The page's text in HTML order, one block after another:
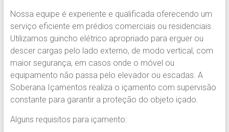
Confiança.
31.2510-
2122.
A
Soberana
Içamento.
Içamento
BH
com
Nossa equipe é experiente e qualificada oferecendo um
serviço eficiente em prédios comerciais ou residenciais.
Utilizamos guincho elétrico apropriado para erguer ou
descer cargas pelo lado externo, de modo vertical, com
maior segurança, em casos onde o móvel ou
equipamento não passa pelo elevador ou escadas. A
Soberana Içamentos realiza o içamento com supervisão
constante para garantir a proteção do objeto içado.
Alguns requisitos para içamento: